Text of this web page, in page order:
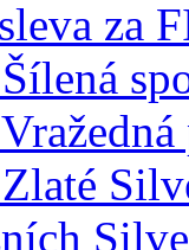
za